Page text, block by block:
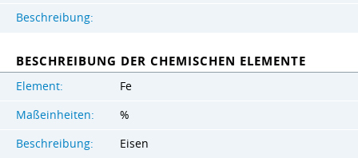
Beschreibung:
BESCHREIBUNG DER CHEMISCHEN ELEMENTE
Element:
Fe
Maßeinheiten:
%
Beschreibung:
Eisen